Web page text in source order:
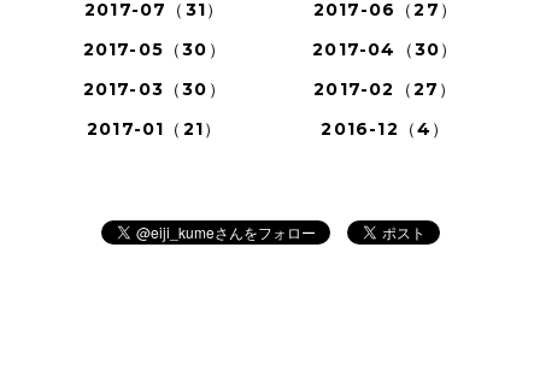
2017-07（31）
2017-06（27）
2017-05（30）
2017-04（30）
2017-03（30）
2017-02（27）
2017-01（21）
2016-12（4）